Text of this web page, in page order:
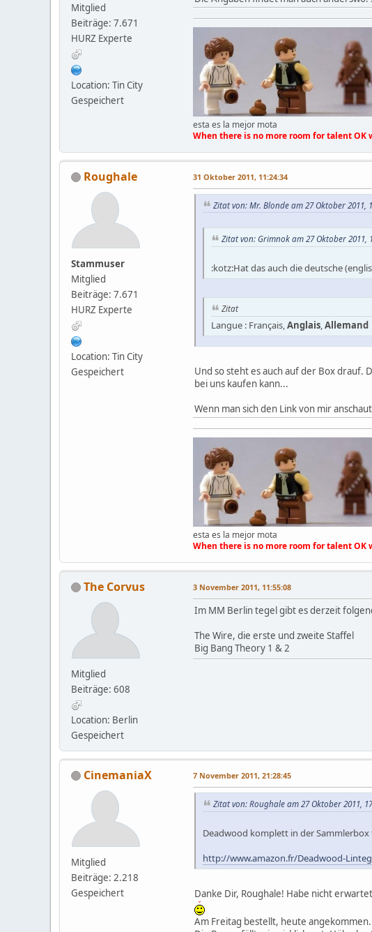
Mitglied
Beiträge: 7.671
HURZ Experte
Location: Tin City
Gespeichert
esta es la mejor mota
When there is no more room for talent OK
Roughale
Stammuser
Mitglied
Beiträge: 7.671
HURZ Experte
Location: Tin City
Gespeichert
31 Oktober 2011, 11:24:34
Zitat von: Mr. Blonde am 27 Oktober 2011,
Zitat von: Grimnok am 27 Oktober 2011,
:kotz:Hat das auch die deutsche
Zitat
Langue : Français,Anglais,Allemand
Und so steht es auch auf der Box drauf.
bei uns kaufen kann...
Wenn man sich den Link von mir
esta es la mejor mota
When there is no more room for talent OK
The Corvus
Mitglied
Beiträge: 608
Location: Berlin
Gespeichert
3 November 2011, 11:55:08
Im MM Berlin tegel gibt es derzeit
The Wire, die erste und zweite Staffel
Big Bang Theory 1 & 2
CinemaniaX
Mitglied
Beiträge: 2.218
Gespeichert
7 November 2011, 21:28:45
Zitat von: Roughale am 27 Oktober 2011,
Deadwood komplett in der Sammlerbox
http://www.amazon.fr/Deadwood-
Danke Dir, Roughale! Habe nicht
Am Freitag bestellt, heute